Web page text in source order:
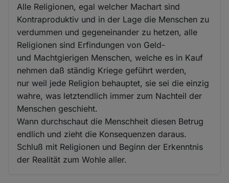
Alle Religionen, egal welcher Machart sind
Kontraproduktiv und in der Lage die Menschen zu
verdummen und gegeneinander zu hetzen, alle
Religionen sind Erfindungen von Geld-
und Machtgierigen Menschen, welche es in Kauf
nehmen daß ständig Kriege geführt werden,
nur weil jede Religion behauptet, sie sei die einzig
wahre, was letztendlich immer zum Nachteil der
Menschen geschieht.
Wann durchschaut die Menschheit diesen Betrug
endlich und zieht die Konsequenzen daraus.
Schluß mit Religionen und Beginn der Erkenntnis
der Realität zum Wohle aller.